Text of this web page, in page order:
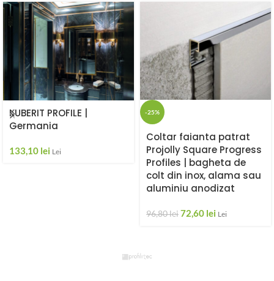
KUBERIT PROFILE |
Germania
133,10 lei Lei
-25%
Coltar faianta patrat
Projolly Square Progress
Profiles | bagheta de
colt din inox, alama sau
aluminiu anodizat
96,80lei72,60 lei Lei